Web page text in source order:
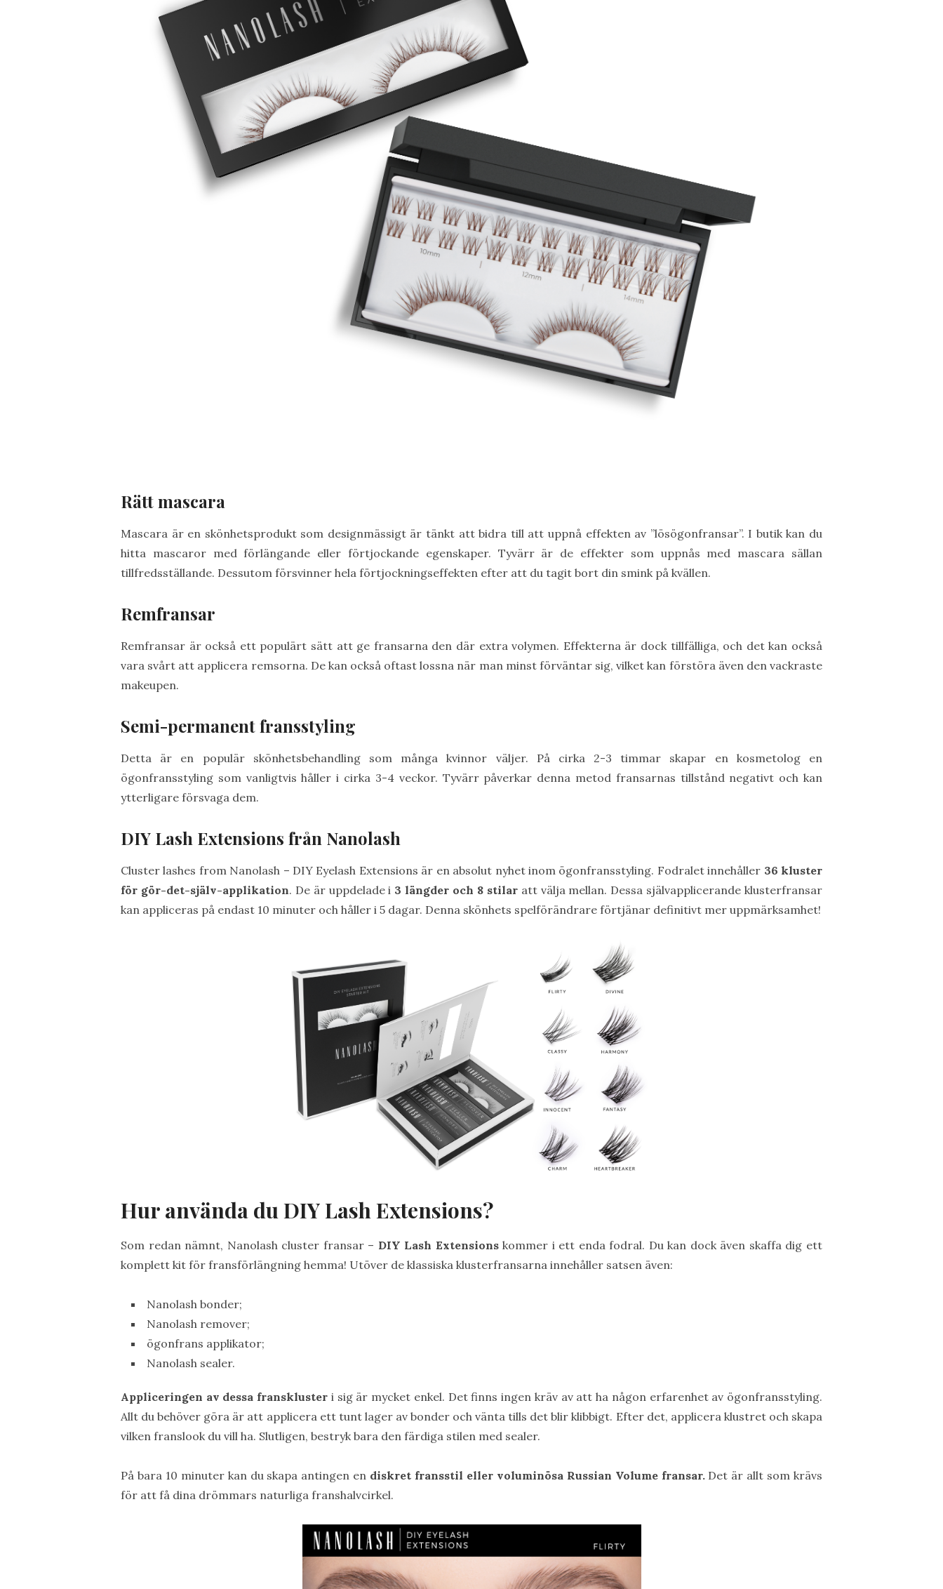
Rätt mascara
Mascara är en skönhetsprodukt som designmässigt är tänkt att bidra till att uppnå effekten av ”lösögonfransar”. I butik kan du
hitta mascaror med förlängande eller förtjockande egenskaper. Tyvärr är de effekter som uppnås med mascara sällan
tillfredsställande. Dessutom försvinner hela förtjockningseffekten efter att du tagit bort din smink på kvällen.
Remfransar
Remfransar är också ett populärt sätt att ge fransarna den där extra volymen. Effekterna är dock tillfälliga, och det kan också
vara svårt att applicera remsorna. De kan också oftast lossna när man minst förväntar sig, vilket kan förstöra även den vackraste
makeupen.
Semi-permanent fransstyling
Detta är en populär skönhetsbehandling som många kvinnor väljer. På cirka 2-3 timmar skapar en kosmetolog en
ögonfransstyling som vanligtvis håller i cirka 3-4 veckor. Tyvärr påverkar denna metod fransarnas tillstånd negativt och kan
ytterligare försvaga dem.
DIY Lash Extensions från Nanolash
Cluster lashes from Nanolash – DIY Eyelash Extensions är en absolut nyhet inom ögonfransstyling. Fodralet innehåller 36 kluster
för gör-det-själv-applikation. De är uppdelade i 3 längder och 8 stilaratt välja mellan. Dessa självapplicerande klusterfransar
kan appliceras på endast 10 minuter och håller i 5 dagar. Denna skönhets spelförändrare förtjänar definitivt mer uppmärksamhet!
Hur använda du DIY Lash Extensions?
Som redan nämnt, Nanolash cluster fransar – DIY Lash Extensionskommer i ett enda fodral. Du kan dock även skaffa dig ett
komplett kit för fransförlängning hemma! Utöver de klassiska klusterfransarna innehåller satsen även:
Nanolash bonder;
Nanolash remover;
ögonfrans applikator;
Nanolash sealer.
Appliceringen av dessa franskluster i sig är mycket enkel. Det finns ingen kräv av att ha någon erfarenhet av ögonfransstyling.
Allt du behöver göra är att applicera ett tunt lager av bonder och vänta tills det blir klibbigt. Efter det, applicera klustret och skapa
vilken franslook du vill ha. Slutligen, bestryk bara den färdiga stilen med sealer.
På bara 10 minuter kan du skapa antingen en diskret fransstil eller voluminösa Russian Volume fransar.Det är allt som krävs
för att få dina drömmars naturliga franshalvcirkel.